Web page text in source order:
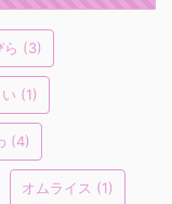
ら (3)
(1)
(4)
オムライス (1)